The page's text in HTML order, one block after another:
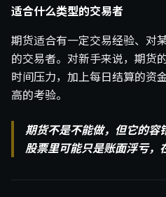
适合什么类型的交易者
期货适合有一定交易经验、对
的交易者。对新手来说，期货
时间压力，加上每日结算的资
高的考验。
期货不是不能做，但它的容
股票里可能只是账面浮亏，